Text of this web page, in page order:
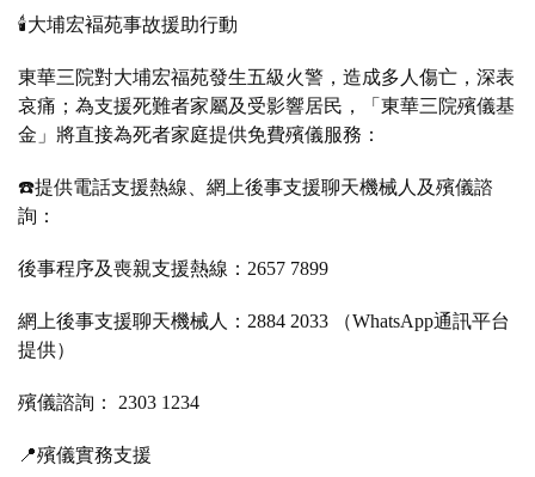
🕯️大埔宏褔苑事故援助行動
東華三院對大埔宏福苑發生五級火警，造成多人傷亡，深表
哀痛；為支援死難者家屬及受影響居民，「東華三院殯儀基
金」將直接為死者家庭提供免費殯儀服務：
☎️提供電話支援熱線、網上後事支援聊天機械人及殯儀諮
詢：
後事程序及喪親支援熱線：2657 7899
網上後事支援聊天機械人：2884 2033 （WhatsApp通訊平台
提供）
殯儀諮詢： 2303 1234
📍殯儀實務支援